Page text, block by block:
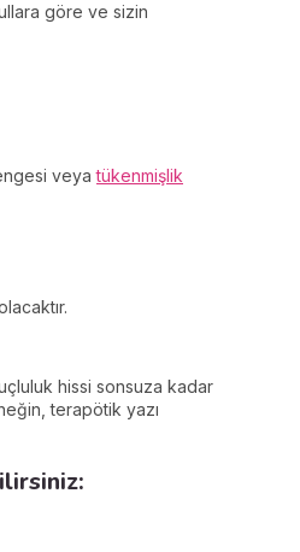
göre ve sizin
veyatükenmişlik
hissi sonsuza kadar
terapötik yazı